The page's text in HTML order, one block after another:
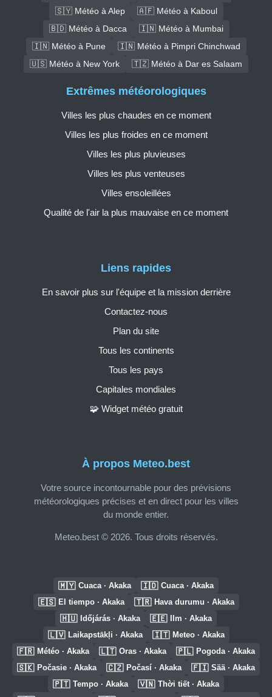
🇸🇾 Météo à Alep
🇦🇫 Météo à Kaboul
🇧🇩 Météo à Dacca
🇮🇳 Météo à Mumbai
🇮🇳 Météo à Pune
🇮🇳 Météo à Pimpri Chinchwad
🇺🇸 Météo à New York
🇹🇿 Météo à Dar es Salaam
À propos Meteo.best
Votre source incontournable pour des prévisions
météorologiques précises et en direct pour les villes
du monde entier.
Meteo.best © 2026. Tous droits réservés.
Liens rapides
En savoir plus sur l'équipe et la mission derrière
Contactez-nous
Plan du site
Tous les continents
Tous les pays
Capitales mondiales
🧩 Widget météo gratuit
Extrêmes météorologiques
Villes les plus chaudes en ce moment
Villes les plus froides en ce moment
Villes les plus pluvieuses
Villes les plus venteuses
Villes ensoleillées
Qualité de l'air la plus mauvaise en ce moment
🇲🇾 Cuaca · Akaka 🇮🇩 Cuaca · Akaka
🇪🇸 El tiempo · Akaka 🇹🇷 Hava durumu · Akaka
🇭🇺 Időjárás · Akaka 🇪🇪 Ilm · Akaka
🇱🇻 Laikapstākļi · Akaka 🇮🇹 Meteo · Akaka
🇫🇷 Météo · Akaka 🇱🇹 Oras · Akaka 🇵🇱 Pogoda · Akaka
🇸🇰 Počasie · Akaka 🇨🇿 Počasí · Akaka 🇫🇮 Sää · Akaka
🇵🇹 Tempo · Akaka 🇻🇳 Thời tiết · Akaka